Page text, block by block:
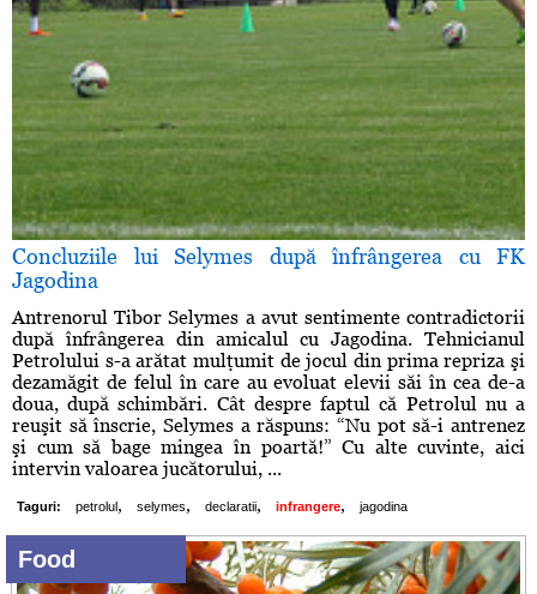
Concluziile lui Selymes după înfrângerea cu FK
Jagodina
Antrenorul Tibor Selymes a avut sentimente contradictorii
după înfrângerea din amicalul cu Jagodina. Tehnicianul
Petrolului s-a arătat mulţumit de jocul din prima repriza şi
dezamăgit de felul în care au evoluat elevii săi în cea de-a
doua, după schimbări. Cât despre faptul că Petrolul nu a
reuşit să înscrie, Selymes a răspuns: “Nu pot să-i antrenez
şi cum să bage mingea în poartă!” Cu alte cuvinte, aici
intervin valoarea jucătorului, ...
Taguri: petrolul , selymes, declaratii, infrangere, jagodina
Food